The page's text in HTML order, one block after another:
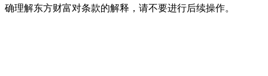
确理解东方财富对条款的解释，请不要进行后续操作。